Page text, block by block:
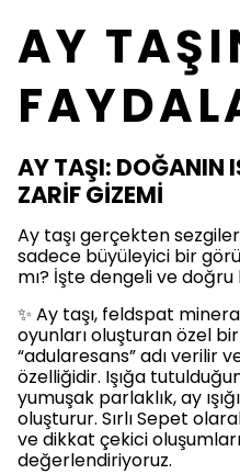
AY
AY TAŞI: DOĞANIN
ZARİF GİZEMİ
Ay taşı gerçekten
sadece büyüleyici bir
mı? İşte dengeli ve doğru
✨ Ay taşı, feldspat
oyunları oluşturan özel bir
“adularesans” adı verilir
özelliğidir. Işığa
yumuşak parlaklık, ay
oluşturur. Sırlı Sepet
ve dikkat çekici
değerlendiriyoruz.